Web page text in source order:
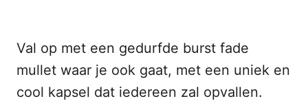
Val op met een gedurfde burst fade
mullet waar je ook gaat, met een uniek en
cool kapsel dat iedereen zal opvallen.